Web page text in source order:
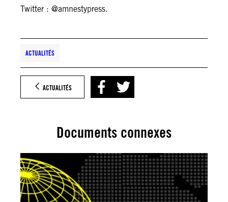
Twitter : @amnestypress.
ACTUALITÉS
ACTUALITÉS
Documents connexes